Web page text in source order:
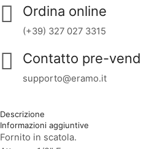
Ordina online
(+39) 327 027 3315
Contatto pre-
supporto@eramo.it
Descrizione
Informazioni aggiuntive
Fornito in scatola.